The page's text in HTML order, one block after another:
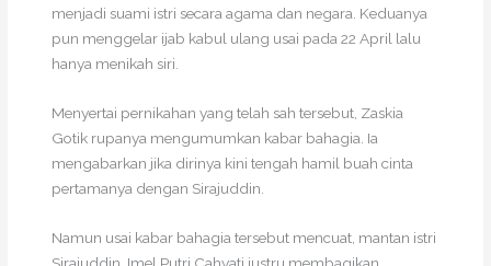
menjadi suami istri secara agama dan negara. Keduanya
pun menggelar ijab kabul ulang usai pada 22 April lalu
hanya menikah siri.
Menyertai pernikahan yang telah sah tersebut, Zaskia
Gotik rupanya mengumumkan kabar bahagia. Ia
mengabarkan jika dirinya kini tengah hamil buah cinta
pertamanya dengan Sirajuddin.
Namun usai kabar bahagia tersebut mencuat, mantan istri
Sirajuddin, Imel Putri Cahyati justru membagikan